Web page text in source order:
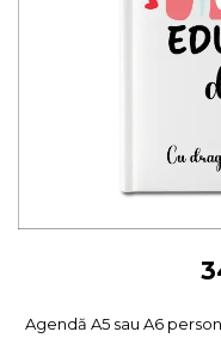
Body bebelusi
Perne personalizate
Etichete pentru sticla
Cadouri Personalizate
Sorturi Personalizate
Cadouri pentru Doctori
Agendă A5 sau A6